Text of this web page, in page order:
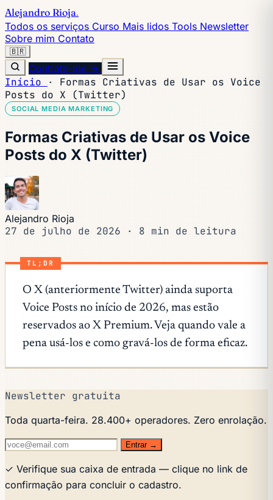
Alejandro Rioja.
Todos os serviços Curso Mais lidos Tools Newsletter
Sobre mim Contato
🇧🇷
Contrate-me →
Início ·
Formas Criativas de Usar os Voice
Posts do X (Twitter)
SOCIAL MEDIA MARKETING
Formas Criativas de Usar os Voice
Posts do X (Twitter)
Alejandro Rioja
27 de julho de 2026 · 8 min de leitura
TL;DR
O X (anteriormente Twitter) ainda suporta
Voice Posts no início de 2026, mas estão
reservados ao X Premium. Veja quando vale a
pena usá-los e como gravá-los de forma eficaz.
Newsletter gratuita
Toda quarta-feira. 28.400+ operadores. Zero enrolação.
Entrar →
✓ Verifique sua caixa de entrada — clique no link de
confirmação para concluir o cadastro.